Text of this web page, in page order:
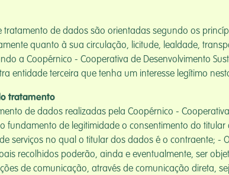
tratamento de dados são orientadas segundo os
quanto à sua circulação, licitude, lealdade,
a Coopérnico - Cooperativa de Desenvolvimento
entidade terceira que tenha um interesse legítimo
tratamento
de dados realizadas pela Coopérnico -
fundamento de legitimidade o consentimento do
serviços no qual o titular dos dados é o contraente;
recolhidos poderão, ainda e eventualmente, ser
de comunicação, através de comunicação direta,